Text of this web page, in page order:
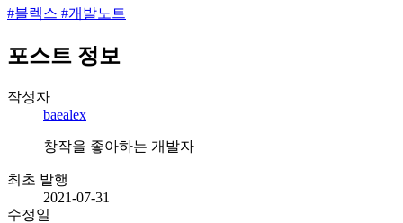
#블렉스 #개발노트
포스트 정보
작성자
baealex
창작을 좋아하는 개발자
최초 발행
2021-07-31
수정일